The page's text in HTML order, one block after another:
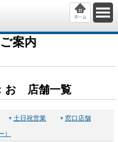
案内
お 店舗一覧
土日祝営業 窓口店舗